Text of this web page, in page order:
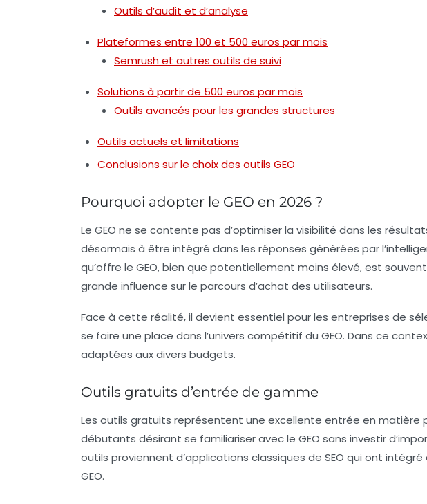
Outils d’audit et d’analyse
Plateformes entre 100 et 500 euros par mois
Semrush et autres outils de suivi
Solutions à partir de 500 euros par mois
Outils avancés pour les grandes structures
Outils actuels et limitations
Conclusions sur le choix des outils GEO
Pourquoi adopter le GEO en 2026 ?
Le GEO ne se contente pas d’optimiser la visibilité dans les
désormais à être intégré dans les réponses générées par
qu’offre le GEO, bien que potentiellement moins élevé, est
grande influence sur le parcours d’achat des utilisateurs.
Face à cette réalité, il devient essentiel pour les entreprises de
se faire une place dans l’univers compétitif du GEO. Dans ce
adaptées aux divers budgets.
Outils gratuits d’entrée de gamme
Les outils gratuits représentent une excellente entrée en matière
débutants désirant se familiariser avec le GEO sans investir
outils proviennent d’applications classiques de SEO qui ont
GEO.